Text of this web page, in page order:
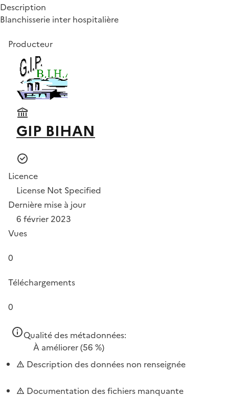
Description
Blanchisserie inter hospitalière
Producteur
GIP BIHAN
Licence
License Not Specified
Dernière mise à jour
6 février 2023
Vues
0
Téléchargements
0
Qualité des métadonnées:
À améliorer(56 %)
Description des données non renseignée
Documentation des fichiers manquante